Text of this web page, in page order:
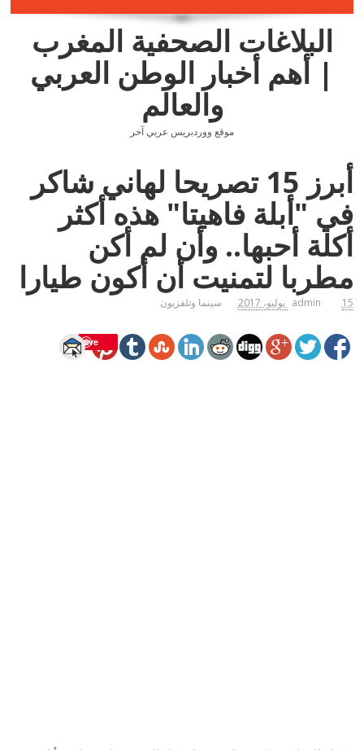
البلاغات الصحفية المغرب
| أهم أخبار الوطن العربي
والعالم
موقع ووردبريس عربي آخر
أبرز 15 تصريحا لهاني شاكر
في "أبلة فاهيتا" هذه أكثر
أكلة أحبها.. وأن لم أكن
مطربا لتمنيت أن أكون طيارا
admin 15 يوليو، 2017 سينما وتلفزيون
Save